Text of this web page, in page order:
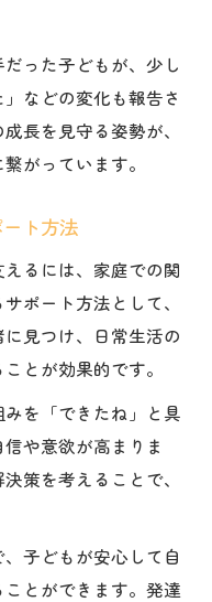
った子どもが、少し
などの変化も報告さ
長を見守る姿勢が、
がっています。
ト方法
るには、家庭での関
ポート方法として、
見つけ、日常生活の
とが効果的です。
を「できたね」と具
や意欲が高まりま
策を考えることで、
子どもが安心して自
とができます。発達